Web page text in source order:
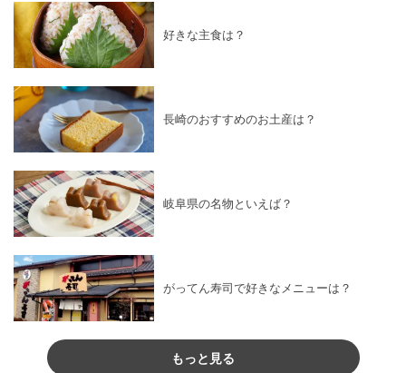
好きな主食は？
長崎のおすすめのお土産は？
岐阜県の名物といえば？
がってん寿司で好きなメニューは？
もっと見る